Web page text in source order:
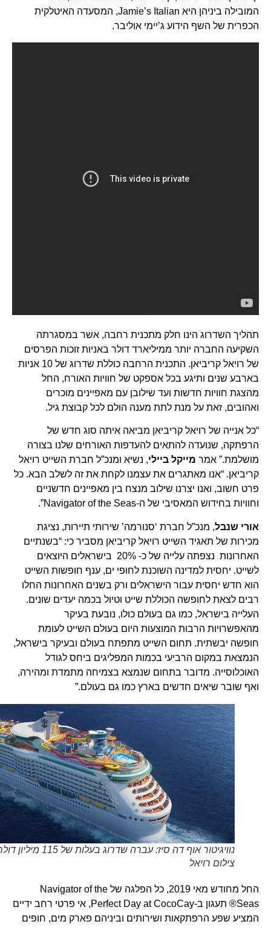
המובילה ביניהן היא Jamie’s Italian, המסעדה האיטלקית
הכפרית של השף הידוע ג’יימי אוליבר.
תהליך השדרוג הינו חלק מתכנית רחבה, אשר במסגרתה
השקיעה החברה יותר ממיליארד דולר באניות זוכות הפרסים
של רויאל קריביאן. התכנית הרחבה כוללת שדרוג של 10 אניות
בארבע שנים ותיגע בכל אספקט של חוויות האורח, החל
מהצגת חוויות חדשות ועד שילובן עם מאפיינים מוכרים
ואהובים, זאת על מנת לתת מענה הולם לכל קבוצת גיל.
“כל אנייה של רויאל קריביאן מביאה איתה סוג חדש של
הרפתקה, שנועדה להתאים להעדפות האורחים שלנו בצורה
מושלמת.” אמרמייקל ביילי, נשיא ומנכ”ל חברת השייט רויאל
קריביאן. “אנו מאתגרים את עצמנו לקחת את זה לשלב הבא. כל
פרט חשוב, ואנו יצרנו שילוב מנצח בין מאפיינים חדשניים
וחוויות בחידוש המאסיבי של ה-Navigator of the Seas”.
אורי שנבל, מנכ”ל חברת ‘סנורמה’ שירותי תיירות, נציגת
מכירות של תאגיד השייט רויאל קריביאן מסביר כי: “בשנתיים
האחרונות נצפתה עלייה של כ- 20% בישראלים היוצאים
לשייט. יחסית למדינה השוכנת לחופי ים, ענף חופשות השייט
הוא חדש יחסית עבור הישראלים ורק בשנים האחרונות החלו
רבים לצאת לחופשה הכוללת שייט וטיול בכמה יעדים שונים.
העלייה בישראל, כמו גם בעולם כולו, נובעת בעיקר
מהאפשרויות הרבות המוצעות היום בעולם השייט לעומת
חופשה יבשתית. תחום השייט מתפתח בעולם ובעיקר בישראל,
הנמצאת במקום הרביעי בכמות המפליגים ביחס לגודל
האוכלוסייה. מדובר בתחום שנמצא בצמיחה מתמדת ומהירה,
ואף שובר שיאים חדשים בארץ כמו גם בעולם.”
נוויגיטור אוף דה סיז: עברה שדרוג בעלות של 115 מיליון דולר .
צילום רויאל
החל מחודש מאי 2019, כל הפלגה של Navigator of the
Seas® תעגון ב-Perfect Day at CocoCay, אי פרטי רחב ידיים
המציע שפע הרפתקאות ושירותים וביניהם פארק מים, חופים